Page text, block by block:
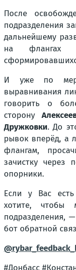
После
подразделения
дальнейшему
на флангах
И уже по
выравнивания
говорить о
сторону
Дружковки. До
рывок вперёд, а
флангам,
зачистку через
опорники.
Если у Вас
хотите, чтобы
подразделения,
бот обратной